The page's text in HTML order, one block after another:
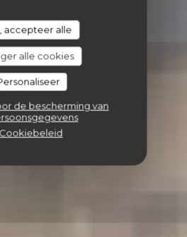
accepteer alle
alle cookies
de bescherming van
Cookiebeleid